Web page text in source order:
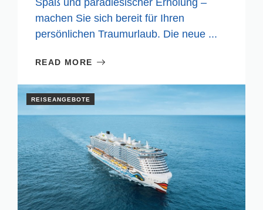
machen Sie sich bereit für Ihren
persönlichen Traumurlaub. Die neue ...
READ MORE
REISEANGEBOTE